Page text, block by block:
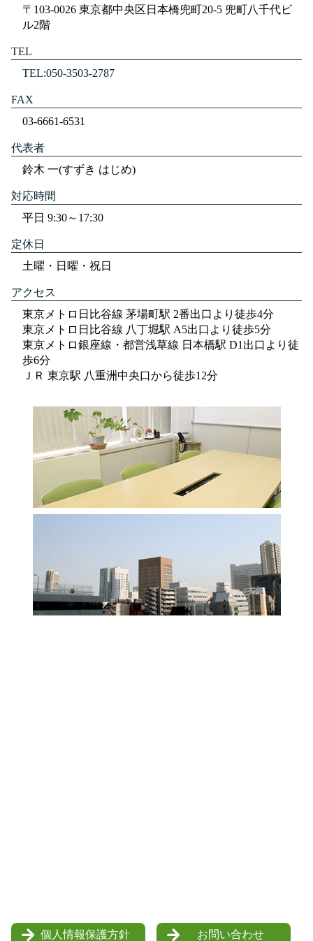
〒103-0026 東京都中央区日本橋兜町20-5 兜町八千代ビ
ル2階
TEL
TEL:050-3503-2787
FAX
03-6661-6531
代表者
鈴木 一(すずき はじめ)
対応時間
平日 9:30～17:30
定休日
土曜・日曜・祝日
アクセス
東京メトロ日比谷線 茅場町駅 2番出口より徒歩4分
東京メトロ日比谷線 八丁堀駅 A5出口より徒歩5分
東京メトロ銀座線・都営浅草線 日本橋駅 D1出口より徒
歩6分
ＪＲ 東京駅 八重洲中央口から徒歩12分
個人情報保護方針 お問い合わせ